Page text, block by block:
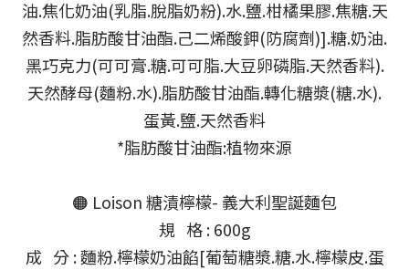
油.焦化奶油(乳脂.脫脂奶粉).水.鹽.柑橘果膠.焦糖.天
然香料.脂肪酸甘油酯.己二烯酸鉀(防腐劑)].糖.奶油.
黑巧克力(可可膏.糖.可可脂.大豆卵磷脂.天然香料).
天然酵母(麵粉.水).脂肪酸甘油酯.轉化糖漿(糖.水).
蛋黃.鹽.天然香料
*脂肪酸甘油酯:植物來源
🟠 Loison 糖漬檸檬- 義大利聖誕麵包
規 格 : 600g
成 分 : 麵粉.檸檬奶油餡[葡萄糖漿.糖.水.檸檬皮.蛋